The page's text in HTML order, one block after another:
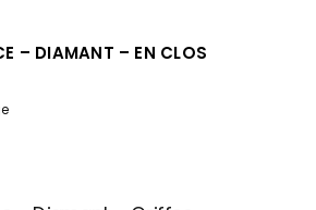
– DIAMANT – EN CLOS